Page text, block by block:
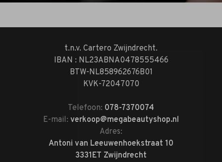
t.n.v. Cartero Zwijndrecht.
IBAN : NL23ABNA0478555466
BTW-NL858962676B01
KVK-72047070
Telefoon: 078-7370074
E-mail: verkoop@megabeautyshop.nl
Adres:
Antoni van Leeuwenhoekstraat 10
3331ET Zwijndrecht